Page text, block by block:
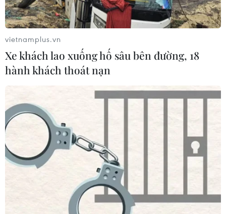
Điện mừng kỷ niệm lần thứ 74 Ngày
Quốc khánh Cộng hòa Arab Ai Cập
24/07/2026 00:00
Thảm sát ở Tây Bắc Nigeria, ít nhất
24 người đã thiệt mạng
23/07/2026 22:47
Dịch tả bùng phát nghiêm trọng tại
Nigeria, hàng trăm người tử vong
vietnamplus.vn
Xe khách lao xuống hố sâu bên đường, 18
hành khách thoát nạn